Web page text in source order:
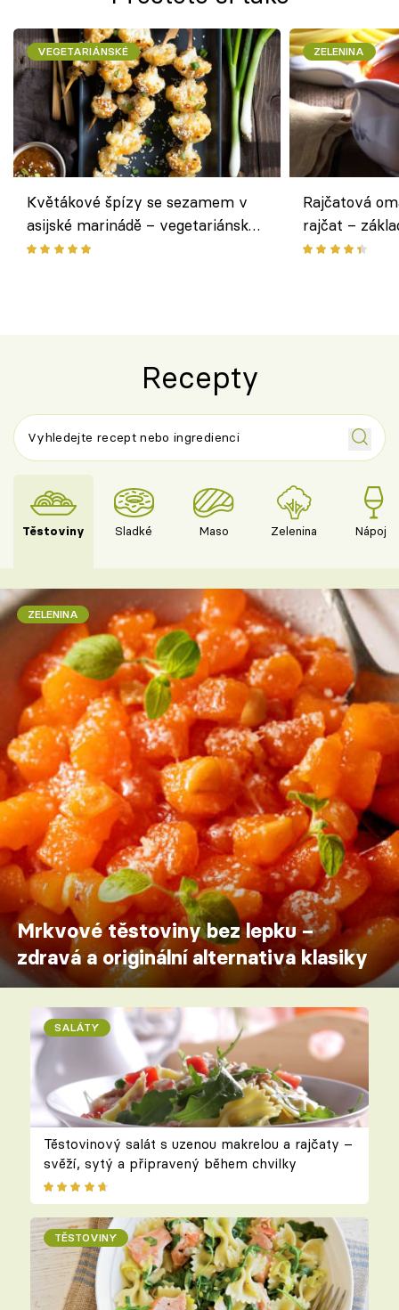
VEGETARIÁNSKÉ
Květákové špízy se sezamem v
asijské marinádě – vegetariánská
chuťovka z grilu
ZELENINA
Rajčatová
rajčat –
Recepty
Těstoviny Sladké Maso Zelenina Nápoje
ZELENINA
Mrkvové těstoviny bez lepku –
zdravá a originální alternativa klasiky
SALÁTY
Těstovinový salát s uzenou makrelou a rajčaty –
svěží, sytý a připravený během chvilky
TĚSTOVINY